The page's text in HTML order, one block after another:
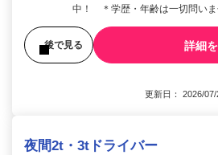
中！ ＊学歴・年齢は一切問いま
後で見る 詳細
更新日： 2026/
夜間2t・3tドライバー